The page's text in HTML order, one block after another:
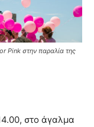
Pink στην παραλία της
στο άγαλμα